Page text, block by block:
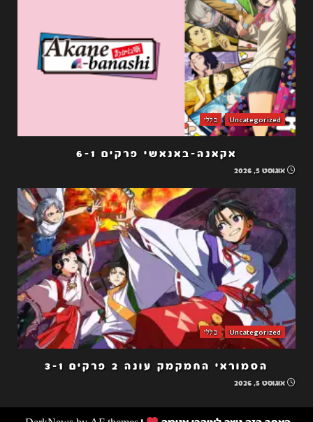
Uncategorized כללי
אקאנה-באנאשי פרקים 6-1
אוגוסט 5, 2026
Uncategorized כללי
הסמוראי החמקמק עונה 2 פרקים 3-1
אוגוסט 5, 2026